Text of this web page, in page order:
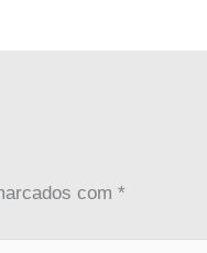
com*